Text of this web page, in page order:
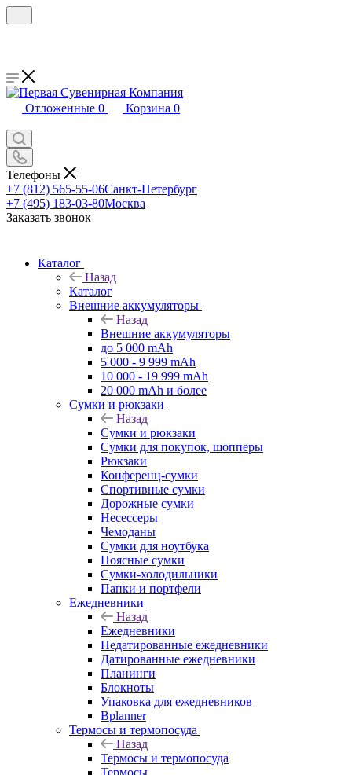
Отложенные 0 Корзина 0
Телефоны
+7 (812) 565-55-06Санкт-Петербург
+7 (495) 183-03-80Москва
Заказать звонок
Каталог
Назад
Каталог
Внешние аккумуляторы
Назад
Внешние аккумуляторы
до 5 000 mAh
5 000 - 9 999 mAh
10 000 - 19 999 mAh
20 000 mAh и более
Сумки и рюкзаки
Назад
Сумки и рюкзаки
Сумки для покупок, шопперы
Рюкзаки
Конференц-сумки
Спортивные сумки
Дорожные сумки
Несессеры
Чемоданы
Сумки для ноутбука
Поясные сумки
Сумки-холодильники
Папки и портфели
Ежедневники
Назад
Ежедневники
Недатированные ежедневники
Датированные ежедневники
Планинги
Блокноты
Упаковка для ежедневников
Bplanner
Термосы и термопосуда
Назад
Термосы и термопосуда
Термосы